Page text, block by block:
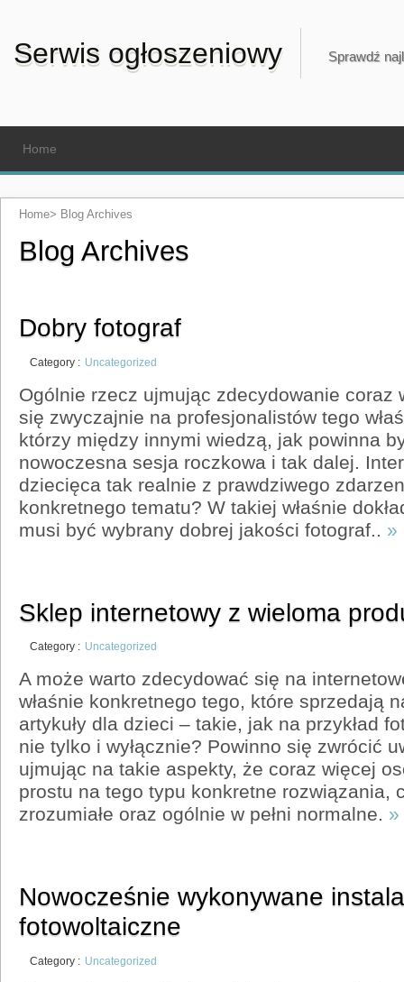
Serwis ogłoszeniowy Sprawdź
Home
Home> Blog Archives
Blog Archives
Dobry fotograf
Category : Uncategorized
Ogólnie rzecz ujmując zdecydowanie coraz
się zwyczajnie na profesjonalistów tego
którzy między innymi wiedzą, jak powinna
nowoczesna sesja roczkowa i tak dalej.
dziecięca tak realnie z prawdziwego
konkretnego tematu? W takiej właśnie
musi być wybrany dobrej jakości fotograf.. »
Sklep internetowy z wieloma
Category : Uncategorized
A może warto zdecydować się na
właśnie konkretnego tego, które sprzedają
artykuły dla dzieci – takie, jak na przykład
nie tylko i wyłącznie? Powinno się zwrócić
ujmując na takie aspekty, że coraz więcej
prostu na tego typu konkretne rozwiązania,
zrozumiałe oraz ogólnie w pełni normalne. »
Nowocześnie wykonywane
fotowoltaiczne
Category : Uncategorized